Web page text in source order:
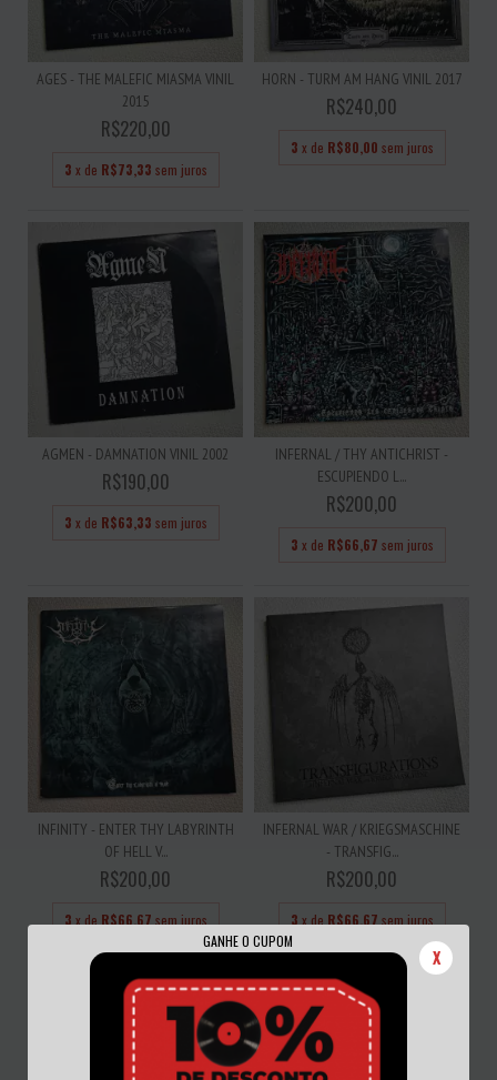
GANHE O CUPOM
X
AGES - THE MALEFIC MIASMA VINIL
2015
R$220,00
3 x de R$73,33 sem juros
HORN - TURM AM HANG VINIL 2017
R$240,00
3 x de R$80,00 sem juros
AGMEN - DAMNATION VINIL 2002
R$190,00
3 x de R$63,33 sem juros
INFERNAL / THY ANTICHRIST -
ESCUPIENDO L...
R$200,00
3 x de R$66,67 sem juros
INFINITY - ENTER THY LABYRINTH
OF HELL V...
R$200,00
3 x de R$66,67 sem juros
INFERNAL WAR / KRIEGSMASCHINE
- TRANSFIG...
R$200,00
3 x de R$66,67 sem juros